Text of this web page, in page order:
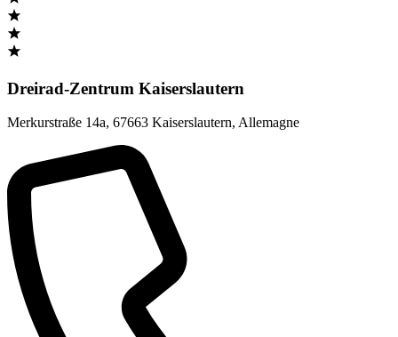
Dreirad-Zentrum Kaiserslautern
Merkurstraße 14a, 67663 Kaiserslautern, Allemagne